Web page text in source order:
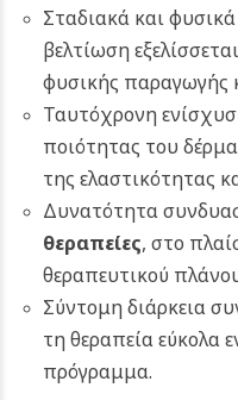
Σταδιακά και
βελτίωση
φυσικής παραγωγής
Ταυτόχρονη
ποιότητας του
της ελαστικότητας
Δυνατότητα
θεραπείες, στο
θεραπευτικού
Σύντομη διάρκεια
τη θεραπεία εύκολα
πρόγραμμα.